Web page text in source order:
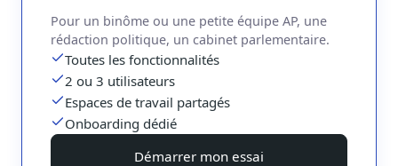
Fédérations & plaidoyer
ONG, syndicats, ordres, associations
Parlementaires
Journalistes
Veille en temps réel, embeds pour vos contenus
Pour un binôme ou une petite équipe AP, une
rédaction politique, un cabinet parlementaire.
Toutes les fonctionnalités
2 ou 3 utilisateurs
Espaces de travail partagés
Onboarding dédié
Démarrer mon essai